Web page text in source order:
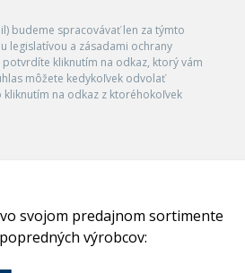
budeme spracovávať len za týmto
legislatívou a zásadami ochrany
kliknutím na odkaz, ktorý vám
môžete kedykoľvek odvolať
na odkaz z ktoréhokoľvek
svojom predajnom sortimente
výrobcov: